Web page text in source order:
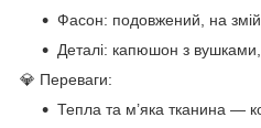
Фасон: подовжений, на
Деталі: капюшон з вушками,
💎 Переваги:
Тепла та м’яка тканина —